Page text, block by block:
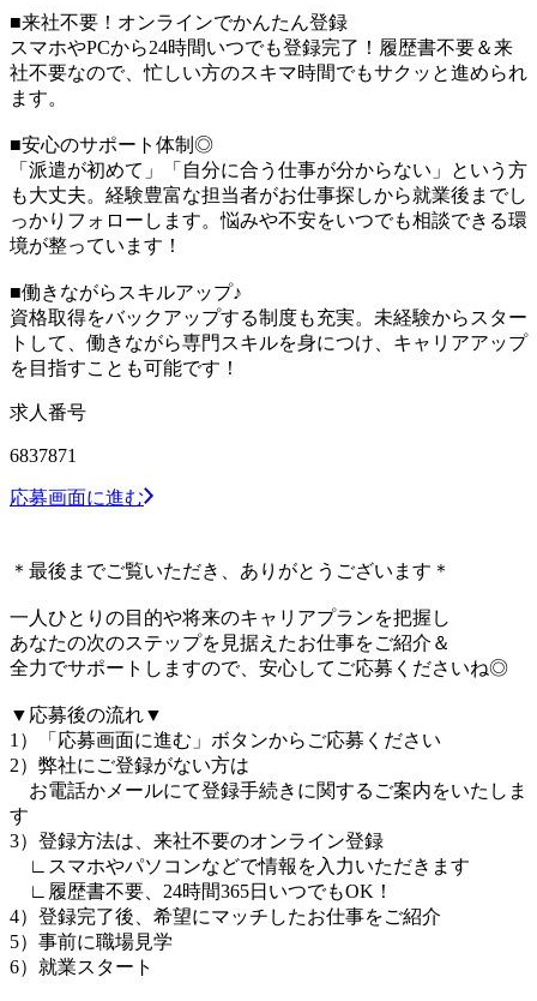
■来社不要！オンラインでかんたん登録
スマホやPCから24時間いつでも登録完了！履歴書不要＆来
社不要なので、忙しい方のスキマ時間でもサクッと進められ
ます。
■安心のサポート体制◎
「派遣が初めて」「自分に合う仕事が分からない」という方
も大丈夫。経験豊富な担当者がお仕事探しから就業後までし
っかりフォローします。悩みや不安をいつでも相談できる環
境が整っています！
■働きながらスキルアップ♪
資格取得をバックアップする制度も充実。未経験からスター
トして、働きながら専門スキルを身につけ、キャリアアップ
を目指すことも可能です！
求人番号
6837871
応募画面に進む
＊最後までご覧いただき、ありがとうございます＊
一人ひとりの目的や将来のキャリアプランを把握し
あなたの次のステップを見据えたお仕事をご紹介＆
全力でサポートしますので、安心してご応募くださいね◎
▼応募後の流れ▼
1）「応募画面に進む」ボタンからご応募ください
2）弊社にご登録がない方は
お電話かメールにて登録手続きに関するご案内をいたしま
す
3）登録方法は、来社不要のオンライン登録
∟スマホやパソコンなどで情報を入力いただきます
∟履歴書不要、24時間365日いつでもOK！
4）登録完了後、希望にマッチしたお仕事をご紹介
5）事前に職場見学
6）就業スタート